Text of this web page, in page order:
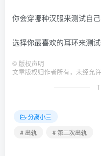
你会穿哪种汉服来测试自
选择你最喜欢的耳环来测
© 版权声明
文章版权归作者所有，未经允许
分离小三
# 出轨
# 第二次出轨